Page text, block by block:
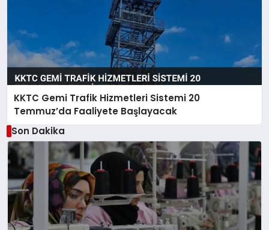
KKTC Gemi Trafik Hizmetleri Sistemi 20
Temmuz’da Faaliyete Başlayacak
Son Dakika